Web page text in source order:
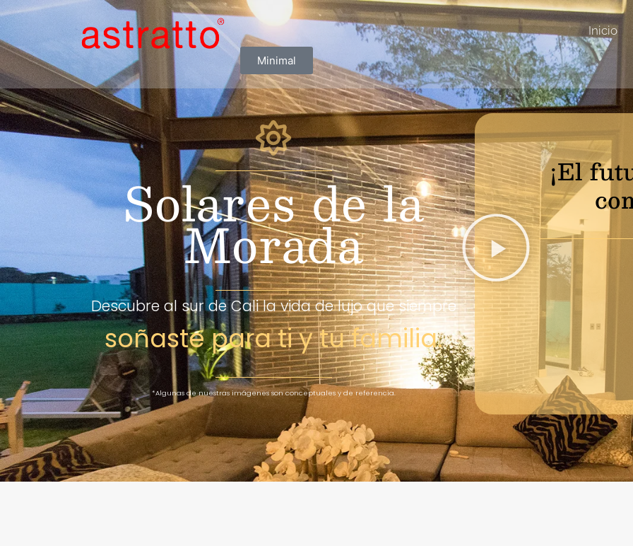
Inicio
Minimal
Solares de la
Morada
Descubre al sur de Cali la vida de lujo que siempre
soñaste para ti y tu familia.
*Algunas de nuestras imágenes son conceptuales y de referencia.
¡El